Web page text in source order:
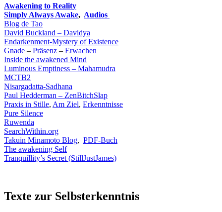
Awakening to Reality
Simply Always Awake, Audios
Blog de Tao
David Buckland – Davidya
Endarkenment-Mystery of Existence
Gnade – Präsenz – Erwachen
Inside the awakened Mind
Luminous Emptiness – Mahamudra
MCTB2
Nisargadatta-Sadhana
Paul Hedderman – ZenBitchSlap
Praxis in Stille, Am Ziel, Erkenntnisse
Pure Silence
Ruwenda
SearchWithin.org
Takuin Minamoto Blog, PDF-Buch
The awakening Self
Tranquillity’s Secret (StillJustJames)
Texte zur Selbsterkenntnis